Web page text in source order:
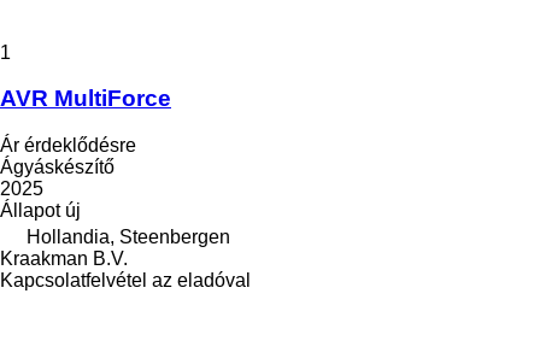
1
AVR MultiForce
Ár érdeklődésre
Ágyáskészítő
2025
Állapotúj
Hollandia, Steenbergen
Kraakman B.V.
Kapcsolatfelvétel az eladóval